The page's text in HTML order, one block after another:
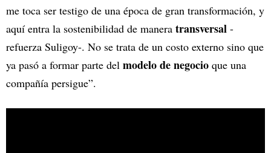
me toca ser testigo de una época de gran transformación, y
aquí entra la sostenibilidad de manera transversal -
refuerza Suligoy-. No se trata de un costo externo sino que
ya pasó a formar parte del modelo de negocio que una
compañía persigue”.